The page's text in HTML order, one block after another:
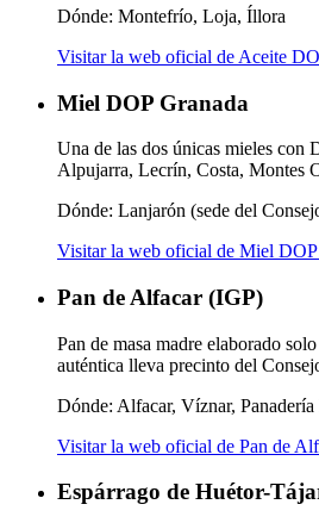
Dónde: Montefrío, Loja, Íllora
Visitar la web oficial de Aceite
Miel DOP Granada
Una de las dos únicas mieles
Alpujarra, Lecrín, Costa, Montes
Dónde: Lanjarón (sede del
Visitar la web oficial de Miel DOP
Pan de Alfacar (IGP)
Pan de masa madre elaborado
auténtica lleva precinto del
Dónde: Alfacar, Víznar,
Visitar la web oficial de Pan de
Espárrago de Huétor-